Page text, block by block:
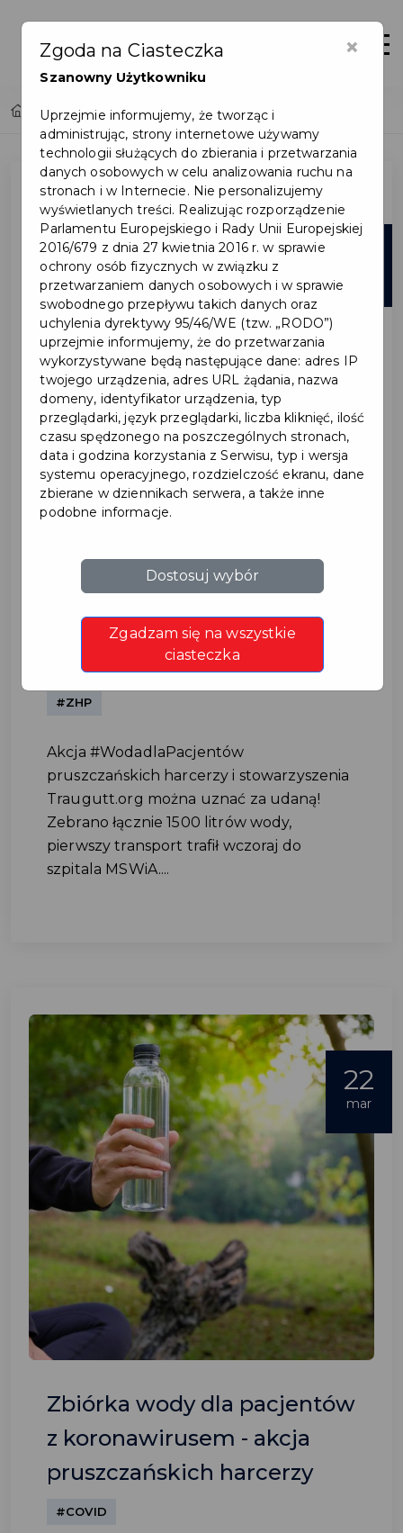
Home Lista aktualności
Akcja #WodadlaPacjentów -
zebrano 1500 litrów wody
#ZHP
Akcja #WodadlaPacjentów
pruszczańskich harcerzy i stowarzyszenia
Traugutt.org można uznać za udaną!
Zebrano łącznie 1500 litrów wody,
pierwszy transport trafił wczoraj do
szpitala MSWiA....
22
mar
Zbiórka wody dla pacjentów
z koronawirusem - akcja
pruszczańskich harcerzy
#COVID
×
Zgoda na Ciasteczka
Szanowny Użytkowniku
Uprzejmie informujemy, że tworząc i
administrując, strony internetowe używamy
technologii służących do zbierania i przetwarzania
danych osobowych w celu analizowania ruchu na
stronach i w Internecie. Nie personalizujemy
wyświetlanych treści. Realizując rozporządzenie
Parlamentu Europejskiego i Rady Unii Europejskiej
2016/679 z dnia 27 kwietnia 2016 r. w sprawie
ochrony osób fizycznych w związku z
przetwarzaniem danych osobowych i w sprawie
swobodnego przepływu takich danych oraz
uchylenia dyrektywy 95/46/WE (tzw. „RODO”)
uprzejmie informujemy, że do przetwarzania
wykorzystywane będą następujące dane: adres IP
twojego urządzenia, adres URL żądania, nazwa
domeny, identyfikator urządzenia, typ
przeglądarki, język przeglądarki, liczba kliknięć, ilość
czasu spędzonego na poszczególnych stronach,
data i godzina korzystania z Serwisu, typ i wersja
systemu operacyjnego, rozdzielczość ekranu, dane
zbierane w dziennikach serwera, a także inne
podobne informacje.
Dostosuj wybór
Zgadzam się na wszystkie
ciasteczka